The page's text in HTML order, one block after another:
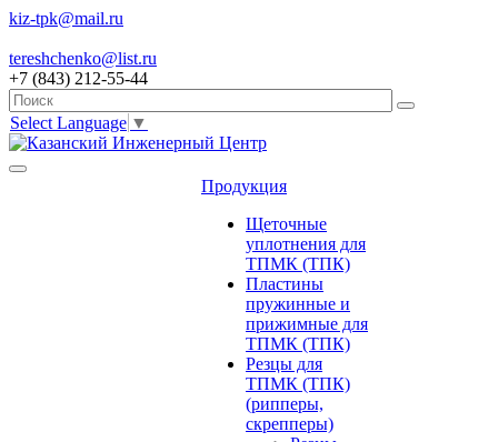
kiz-tpk@mail.ru
tereshchenko@list.ru
+7 (843) 212-55-44
Select Language ▼
Продукция
Щеточные
уплотнения для
ТПМК (ТПК)
Пластины
пружинные и
прижимные для
ТПМК (ТПК)
Резцы для
ТПМК (ТПК)
(рипперы,
скрепперы)